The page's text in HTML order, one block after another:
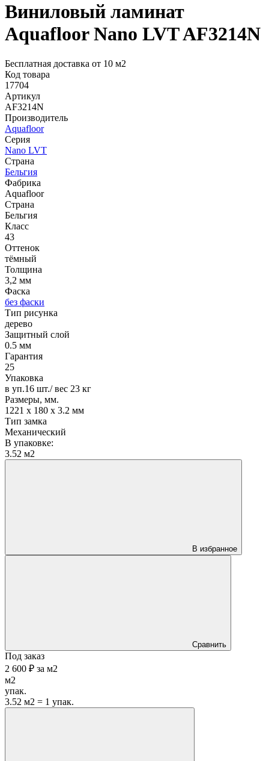
Виниловый ламинат
Aquafloor Nano LVT AF3214N
Бесплатная доставка от 10 м2
Код товара
17704
Артикул
AF3214N
Производитель
Aquafloor
Серия
Nano LVT
Страна
Бельгия
Фабрика
Aquafloor
Страна
Бельгия
Класс
43
Оттенок
тёмный
Толщина
3,2 мм
Фаска
без фаски
Тип рисунка
дерево
Защитный слой
0.5 мм
Гарантия
25
Упаковка
в уп.16 шт./ вес 23 кг
Размеры, мм.
1221 х 180 х 3.2 мм
Тип замка
Механический
В упаковке:
3.52 м2
В избранное
Сравнить
Под заказ
2 600 ₽ за м2
м2
упак.
3.52 м2 = 1 упак.